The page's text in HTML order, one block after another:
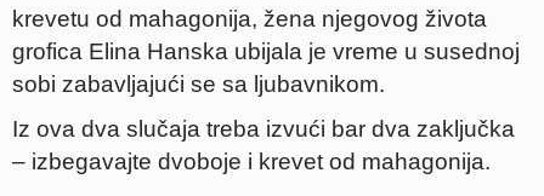
krevetu od mahagonija, žena njegovog života
grofica Elina Hanska ubijala je vreme u susednoj
sobi zabavljajući se sa ljubavnikom.
Iz ova dva slučaja treba izvući bar dva zaključka
– izbegavajte dvoboje i krevet od mahagonija.